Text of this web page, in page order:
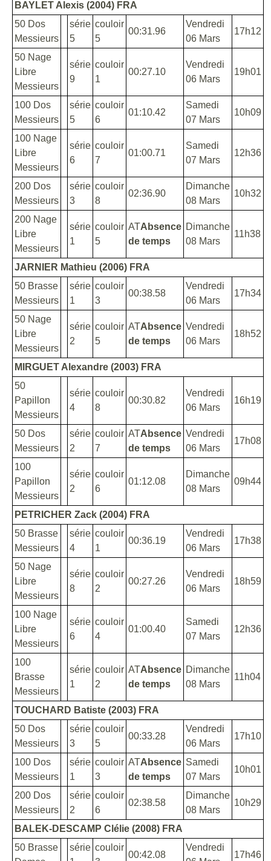
BAYLET Alexis (2004) FRA
50 Dos
Messieurs
série
5
couloir
5
00:31.96
Vendredi
06 Mars
17h12
50 Nage
Libre
Messieurs
série
9
couloir
1
00:27.10
Vendredi
06 Mars
19h01
100 Dos
Messieurs
série
5
couloir
6
01:10.42
Samedi
07 Mars
10h09
100 Nage
Libre
Messieurs
série
6
couloir
7
01:00.71
Samedi
07 Mars
12h36
200 Dos
Messieurs
série
3
couloir
8
02:36.90
Dimanche
08 Mars
10h32
200 Nage
Libre
Messieurs
série
1
couloir
5
ATAbsence
de temps
Dimanche
08 Mars
11h38
JARNIER Mathieu (2006) FRA
50 Brasse
Messieurs
série
1
couloir
3
00:38.58
Vendredi
06 Mars
17h34
50 Nage
Libre
Messieurs
série
2
couloir
5
ATAbsence
de temps
Vendredi
06 Mars
18h52
MIRGUET Alexandre (2003) FRA
50
Papillon
Messieurs
série
4
couloir
8
00:30.82
Vendredi
06 Mars
16h19
50 Dos
Messieurs
série
2
couloir
7
ATAbsence
de temps
Vendredi
06 Mars
17h08
100
Papillon
Messieurs
série
2
couloir
6
01:12.08
Dimanche
08 Mars
09h44
PETRICHER Zack (2004) FRA
50 Brasse
Messieurs
série
4
couloir
1
00:36.19
Vendredi
06 Mars
17h38
50 Nage
Libre
Messieurs
série
8
couloir
2
00:27.26
Vendredi
06 Mars
18h59
100 Nage
Libre
Messieurs
série
6
couloir
4
01:00.40
Samedi
07 Mars
12h36
100
Brasse
Messieurs
série
1
couloir
2
ATAbsence
de temps
Dimanche
08 Mars
11h04
TOUCHARD Batiste (2003) FRA
50 Dos
Messieurs
série
3
couloir
5
00:33.28
Vendredi
06 Mars
17h10
100 Dos
Messieurs
série
1
couloir
3
ATAbsence
de temps
Samedi
07 Mars
10h01
200 Dos
Messieurs
série
2
couloir
6
02:38.58
Dimanche
08 Mars
10h29
BALEK-DESCAMP Clélie (2008) FRA
50 Brasse
série couloir
00:42.08
Vendredi
17h46